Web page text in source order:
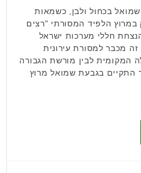
בכחול ולבן, כשמאות
במרוץ הלפיד המסורתי "רצים
חללי מערכות ישראל
מכבר למסורת עירונית
המקומית לבין מורשת הגבורה
התקיים בגבעת שמואל מרוץ